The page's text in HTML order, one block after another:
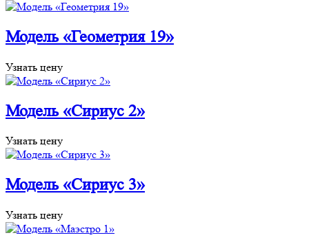
Модель «Геометрия 19»
Узнать цену
Модель «Сириус 2»
Узнать цену
Модель «Сириус 3»
Узнать цену